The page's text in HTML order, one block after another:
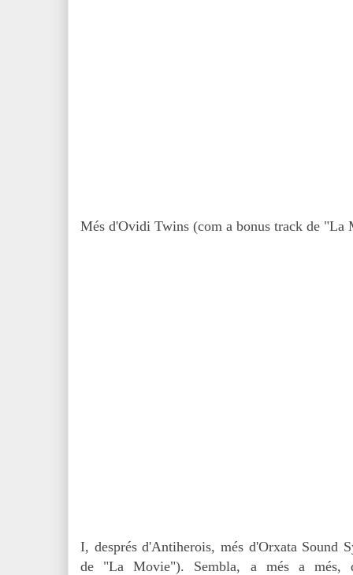
Més d'Ovidi Twins (com a bonus track de "La
I, després d'Antiherois, més d'Orxata Sound
de "La Movie"). Sembla, a més a